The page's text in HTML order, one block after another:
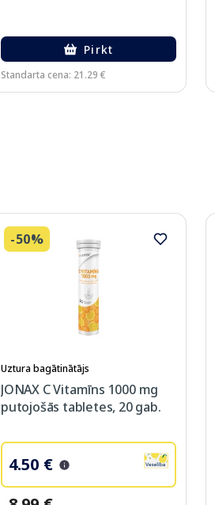
Pirkt
Standarta cena: 21.29 €
-50%
Uztura bagātinātājs
JONAX C Vitamīns 1000 mg
putojošās tabletes, 20 gab.
4.50 €